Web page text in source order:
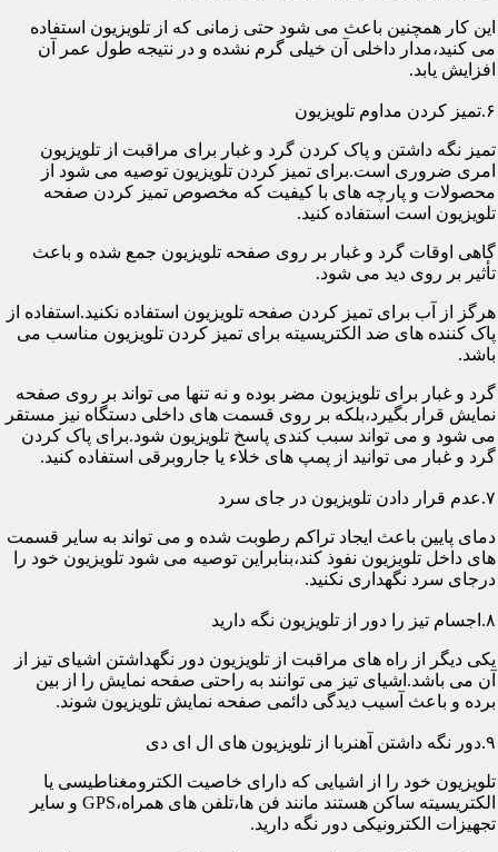
این کار همچنین باعث می شود حتی زمانی که از تلویزیون استفاده
می کنید،مدار داخلی آن خیلی گرم نشده و در نتیجه طول عمر آن
افزایش یابد.
۶.تمیز کردن مداوم تلویزیون
تمیز نگه داشتن و پاک کردن گرد و غبار برای مراقبت از تلویزیون
امری ضروری است.برای تمیز کردن تلویزیون توصیه می شود از
محصولات و پارچه های با کیفیت که مخصوص تمیز کردن صفحه
تلویزیون است استفاده کنید.
گاهی اوقات گرد و غبار بر روی صفحه تلویزیون جمع شده و باعث
تأثیر بر روی دید می شود.
هرگز از آب برای تمیز کردن صفحه تلویزیون استفاده نکنید.استفاده از
پاک کننده های ضد الکتریسیته برای تمیز کردن تلویزیون مناسب می
باشد.
گرد و غبار برای تلویزیون مضر بوده و نه تنها می تواند بر روی صفحه
نمایش قرار بگیرد،بلکه بر روی قسمت های داخلی دستگاه نیز مستقر
می شود و می تواند سبب کندی پاسخ تلویزیون شود.برای پاک کردن
گرد و غبار می توانید از پمپ های خلاء یا جاروبرقی استفاده کنید.
۷.عدم قرار دادن تلویزیون در جای سرد
دمای پایین باعث ایجاد تراکم رطوبت شده و می تواند به سایر قسمت
های داخل تلویزیون نفوذ کند،بنابراین توصیه می شود تلویزیون خود را
درجای سرد نگهداری نکنید.
۸.اجسام تیز را دور از تلویزیون نگه دارید
یکی دیگر از راه های مراقبت از تلویزیون دور نگهداشتن اشیای تیز از
آن می باشد.اشیای تیز می توانند به راحتی صفحه نمایش را از بین
برده و باعث آسیب دیدگی دائمی صفحه نمایش تلویزیون شوند.
۹.دور نگه داشتن آهنربا از تلویزیون های ال ای دی
تلویزیون خود را از اشیایی که دارای خاصیت الکترومغناطیسی یا
الکتریسیته ساکن هستند مانند فن ها،تلفن های همراه،GPS و سایر
تجهیزات الکترونیکی دور نگه دارید.